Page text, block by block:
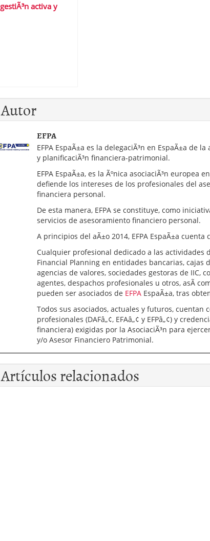
gestiÃ³n activa y
Autor
EFPA
EFPA EspaÃ±a es la delegaciÃ³n en EspaÃ±a de
y planificaciÃ³n financiera-patrimonial.
EFPA EspaÃ±a, es la Ãºnica asociaciÃ³n europea
defiende los intereses de los profesionales del
financiera personal.
De esta manera, EFPA se constituye, como
servicios de asesoramiento financiero personal.
A principios del aÃ±o 2014, EFPA EspaÃ±a cuenta
Cualquier profesional dedicado a las actividades
Financial Planning en entidades bancarias, cajas
agencias de valores, sociedades gestoras de IIC,
agentes, despachos profesionales u otros, asÃ­
pueden ser asociados de EFPA EspaÃ±a, tras
Todos sus asociados, actuales y futuros, cuentan
profesionales (DAFâ„¢, EFAâ„¢ y EFPâ„¢) y
financiera) exigidas por la AsociaciÃ³n para
y/o Asesor Financiero Patrimonial.
Artículos relacionados